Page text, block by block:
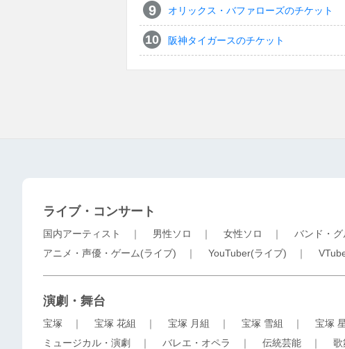
オリックス・バファローズのチケット
阪神タイガースのチケット
ライブ・コンサート
国内アーティスト ｜ 男性ソロ ｜ 女性ソロ ｜ バンド・
アニメ・声優・ゲーム(ライブ) ｜ YouTuber(ライブ) ｜
演劇・舞台
宝塚 ｜ 宝塚 花組 ｜ 宝塚 月組 ｜ 宝塚 雪組 ｜ 宝塚
ミュージカル・演劇
｜ バレエ・オペラ ｜ 伝統芸能 ｜ 歌